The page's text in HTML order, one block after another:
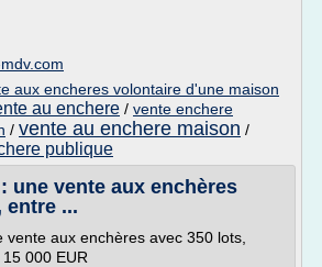
aux encheres volontaire d'une maison
au enchere / vente enchere
/ vente au enchere maison /
publique
une vente aux enchères
entre ...
vente aux enchères avec 350 lots,
000 EUR